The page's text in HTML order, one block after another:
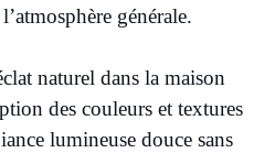
générale.
naturel dans la maison
des couleurs et textures
lumineuse douce sans